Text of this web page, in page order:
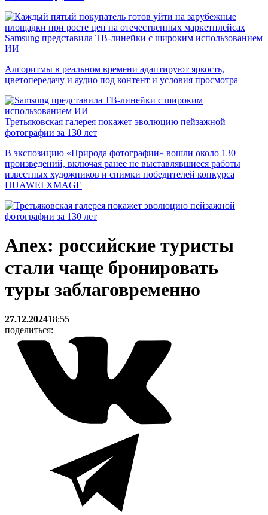
Samsung представила ТВ-линейки с широким использованием
ИИ
Алгоритмы в реальном времени адаптируют яркость,
цветопередачу и аудио под контент и условия просмотра
Третьяковская галерея покажет эволюцию пейзажной
фотографии за 130 лет
В экспозицию «Природа фотографии» вошли около 130
произведений, включая ранее не выставлявшиеся работы
известных художников и снимки победителей конкурса
HUAWEI XMAGE
Anex: российские туристы
стали чаще бронировать
туры заблаговременно
27.12.202418:55
поделиться: